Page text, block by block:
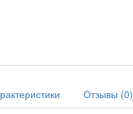
Отзывы (0)